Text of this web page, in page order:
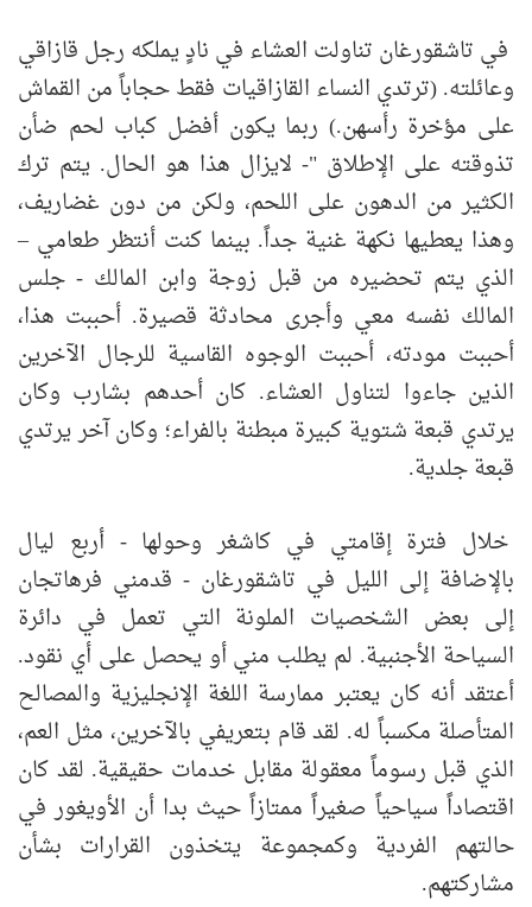
في تاشقورغان تناولت العشاء في نادٍ يملكه رجل قازاقي
وعائلته. (ترتدي النساء القازاقيات فقط حجاباً من القماش
على مؤخرة رأسهن.) ربما يكون أفضل كباب لحم ضأن
تذوقته على الإطلاق "- لايزال هذا هو الحال. يتم ترك
الكثير من الدهون على اللحم، ولكن من دون غضاريف،
وهذا يعطيها نكهة غنية جداً. بينما كنت أنتظر طعامي –
الذي يتم تحضيره من قبل زوجة وابن المالك - جلس
المالك نفسه معي وأجرى محادثة قصيرة. أحببت هذا،
أحببت مودته، أحببت الوجوه القاسية للرجال الآخرين
الذين جاءوا لتناول العشاء. كان أحدهم بشارب وكان
يرتدي قبعة شتوية كبيرة مبطنة بالفراء؛ وكان آخر يرتدي
قبعة جلدية.
خلال فترة إقامتي في كاشغر وحولها - أربع ليال
بالإضافة إلى الليل في تاشقورغان - قدمني فرهاتجان
إلى بعض الشخصيات الملونة التي تعمل في دائرة
السياحة الأجنبية. لم يطلب مني أو يحصل على أي نقود.
أعتقد أنه كان يعتبر ممارسة اللغة الإنجليزية والمصالح
المتأصلة مكسباً له. لقد قام بتعريفي بالآخرين، مثل العم،
الذي قبل رسوماً معقولة مقابل خدمات حقيقية. لقد كان
اقتصاداً سياحياً صغيراً ممتازاً حيث بدا أن الأويغور في
حالتهم الفردية وكمجموعة يتخذون القرارات بشأن
مشاركتهم.